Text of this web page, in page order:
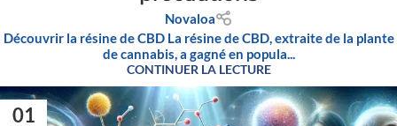
Novaloa
Découvrir la résine de CBD La résine de CBD, extraite de la plante
de cannabis, a gagné en popula...
CONTINUER LA LECTURE
01